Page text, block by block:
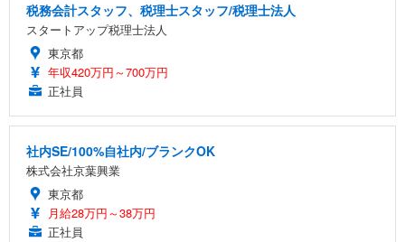
税務会計スタッフ、税理士スタッフ/税理士法人
スタートアップ税理士法人
東京都
年収420万円～700万円
正社員
社内SE/100%自社内/ブランクOK
株式会社京葉興業
東京都
月給28万円～38万円
正社員